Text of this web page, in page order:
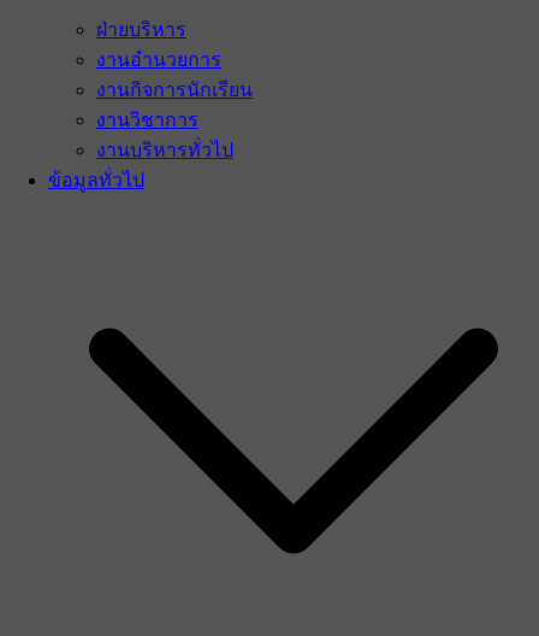
ฝ่ายบริหาร
งานอำนวยการ
งานกิจการนักเรียน
งานวิชาการ
งานบริหารทั่วไป
ข้อมูลทั่วไป